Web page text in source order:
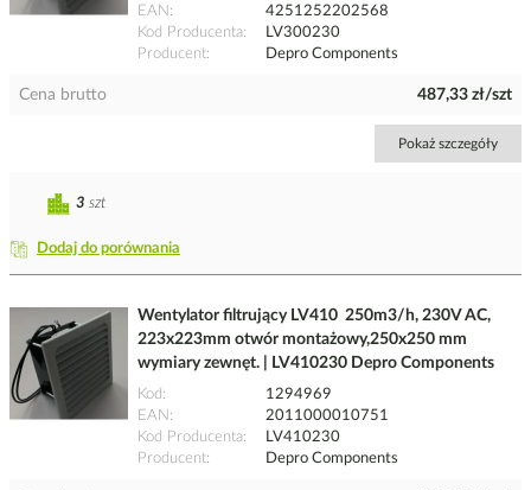
EAN
4251252202568
Kod Producenta
LV300230
Producent
Depro Components
Cena brutto 487,33 zł/szt
Pokaż szczegóły
Dodaj do porównania
3 szt
Wentylator filtrujący LV410 250m3/h, 230V AC,
223x223mm otwór montażowy,250x250 mm
wymiary zewnęt. | LV410230 Depro Components
Kod
1294969
EAN
2011000010751
Kod Producenta
LV410230
Producent
Depro Components